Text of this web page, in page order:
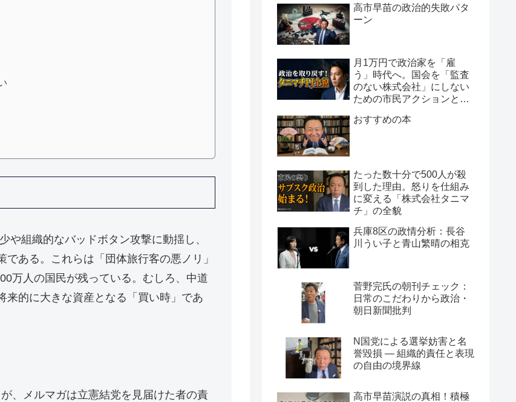
や組織的なバッドボタン攻撃に動揺し、
ある。これらは「団体旅行客の悪ノリ」
万人の国民が残っている。むしろ、中道
来的に大きな資産となる「買い時」であ
、メルマガは立憲結党を見届けた者の責
高市早苗の政治的失敗パタ
ーン
月1万円で政治家を「雇
う」時代へ。国会を「監査
のない株式会社」にしない
ための市民アクションと組
おすすめの本
たった数十分で500人が殺
到した理由。怒りを仕組み
に変える「株式会社タニマ
チ」の全貌
兵庫8区の政情分析：長谷
川うい子と青山繁晴の相克
菅野完氏の朝刊チェック：
日常のこだわりから政治・
朝日新聞批判
N国党による選挙妨害と名
誉毀損 ― 組織的責任と表現
の自由の境界線
高市早苗演説の真相！積極